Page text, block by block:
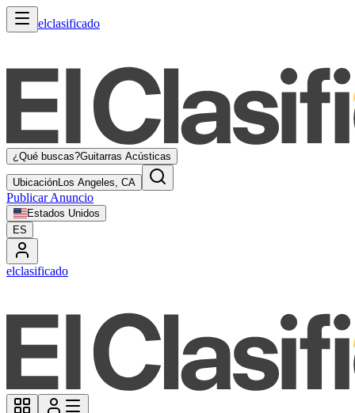
elclasificado
¿Qué buscas?Guitarras Acústicas
UbicaciónLos Angeles, CA
Publicar Anuncio
Estados Unidos
ES
elclasificado